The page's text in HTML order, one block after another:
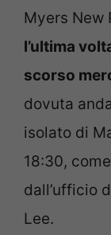
Myers New
l’ultima
scorso
dovuta
isolato di
18:30,
dall’ufficio
Lee.